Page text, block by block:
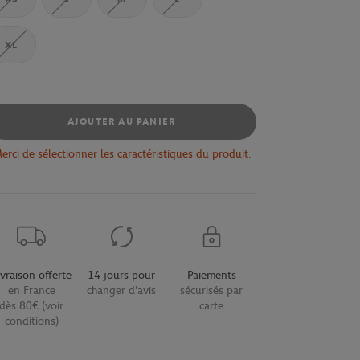
XL
AJOUTER AU PANIER
de sélectionner les caractéristiques du produit.
offerte
en France
dès 80€ (voir
conditions)
14 jours pour
changer d'avis
Paiements
sécurisés par
carte